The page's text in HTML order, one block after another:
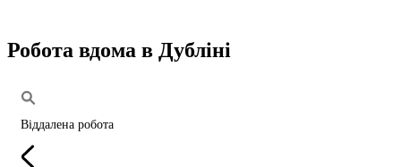
Робота вдома в Дубліні
Віддалена робота